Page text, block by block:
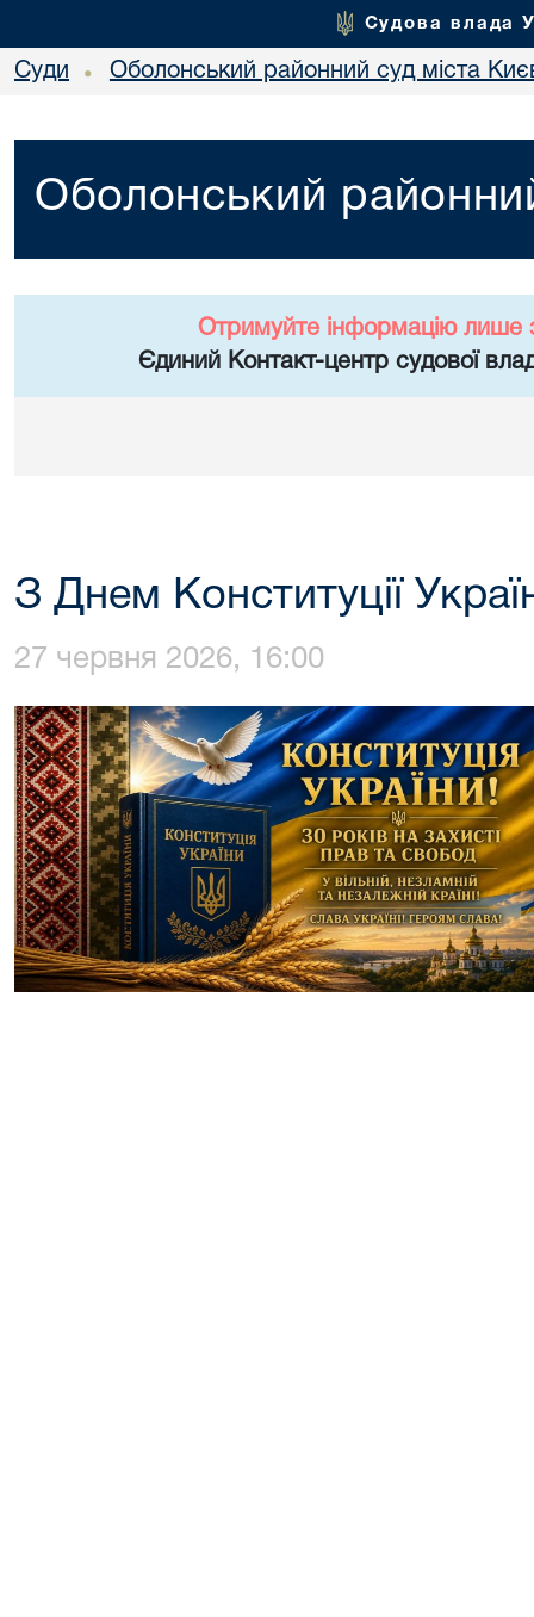
Судова влада
Суди • Оболонський районний суд міста
Оболонський
Отримуйте інформацію лише
Єдиний Контакт-центр судової
З Днем Конституції
27 червня 2026, 16:00